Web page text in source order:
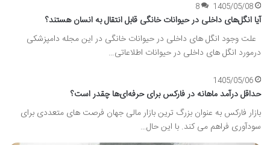
1405/05/08
8
آیا انگل‌های داخلی در حیوانات خانگی قابل انتقال به انسان هستند؟
علت وجود انگل های داخلی در حیوانات خانگی در این مجله دامپزشکی
درمورد انگل های داخلی در حیوانات اطلاعاتی…
1405/05/06
حداقل درآمد ماهانه در فارکس برای حرفه‌ای‌ها چقدر است؟
بازار فارکس به عنوان بزرگ ترین بازار مالی جهان فرصت های متعددی برای
سودآوری فراهم می کند. با این حال…